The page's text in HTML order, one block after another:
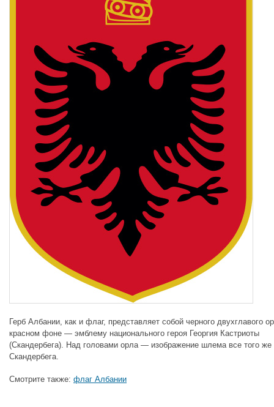
Герб Албании, как и флаг, представляет собой черного двухглавого
красном фоне — эмблему национального героя Георгия Кастриоты
(Скандербега). Над головами орла — изображение шлема все того же
Скандербега.
Смотрите также: флаг Албании